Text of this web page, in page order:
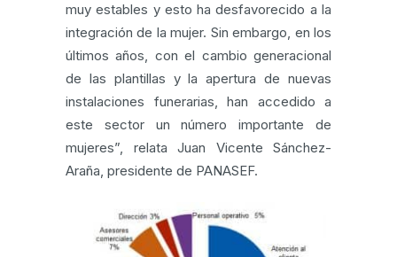
muy estables y esto ha desfavorecido a la
integración de la mujer. Sin embargo, en los
últimos años, con el cambio generacional
de las plantillas y la apertura de nuevas
instalaciones funerarias, han accedido a
este sector un número importante de
mujeres”, relata Juan Vicente Sánchez-
Araña, presidente de PANASEF.